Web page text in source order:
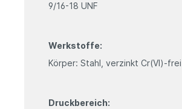
9/16-18 UNF
Werkstoffe:
Körper: Stahl, verzinkt Cr(VI)-frei
Druckbereich: